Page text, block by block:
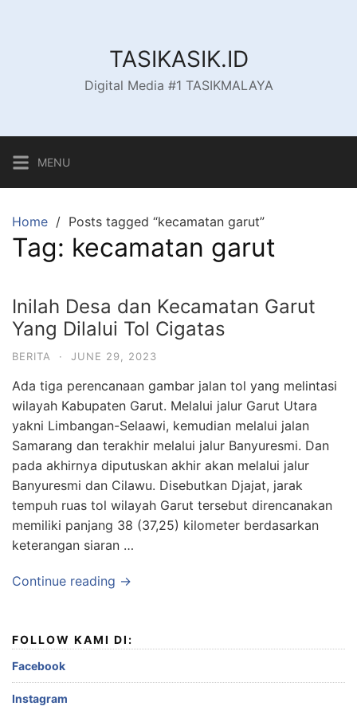
TASIKASIK.ID
Digital Media #1 TASIKMALAYA
MENU
Home Posts tagged “kecamatan garut”
Tag: kecamatan garut
Inilah Desa dan Kecamatan Garut
Yang Dilalui Tol Cigatas
BERITA · JUNE 29, 2023
Ada tiga perencanaan gambar jalan tol yang melintasi
wilayah Kabupaten Garut. Melalui jalur Garut Utara
yakni Limbangan-Selaawi, kemudian melalui jalan
Samarang dan terakhir melalui jalur Banyuresmi. Dan
pada akhirnya diputuskan akhir akan melalui jalur
Banyuresmi dan Cilawu. Disebutkan Djajat, jarak
tempuh ruas tol wilayah Garut tersebut direncanakan
memiliki panjang 38 (37,25) kilometer berdasarkan
keterangan siaran …
Continue reading →
FOLLOW KAMI DI:
Facebook
Instagram